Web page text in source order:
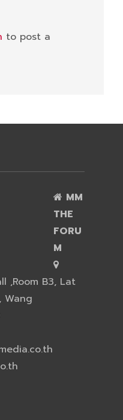
to post a
MM
THE
FORU
M
,Room B3, Lat
Wang